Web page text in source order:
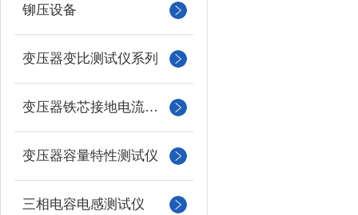
铆压设备
变压器变比测试仪系列
变压器铁芯接地电流测试仪
变压器容量特性测试仪
三相电容电感测试仪